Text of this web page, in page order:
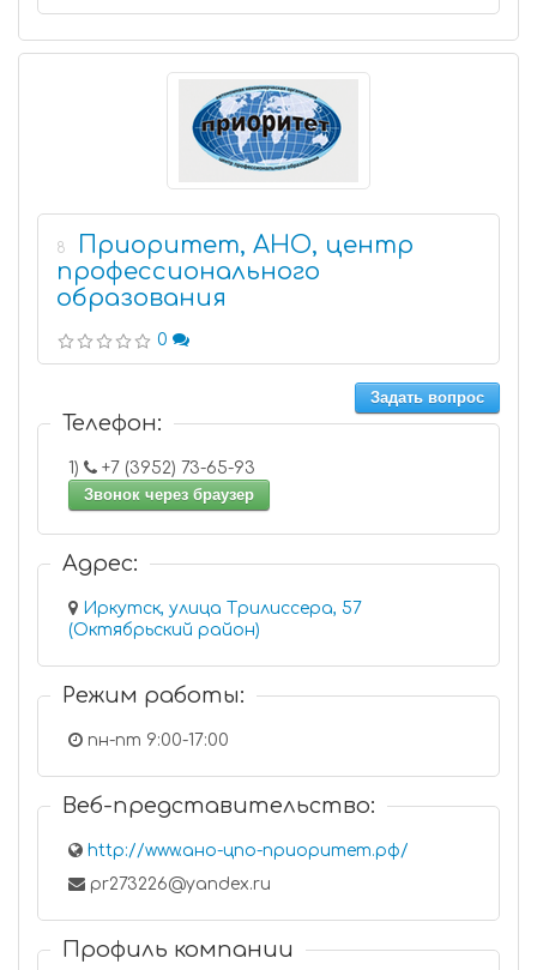
8
Приоритет, АНО, центр
профессионального
образования
0
Задать вопрос
Телефон:
1)
+7 (3952) 73-65-93
Звонок через браузер
Адрес:
Иркутск, улица Трилиссера, 57
(Октябрьский район)
Режим работы:
пн-пт 9:00-17:00
Веб-представительство:
http://www.ано-цпо-приоритет.рф/
pr273226@yandex.ru
Профиль компании